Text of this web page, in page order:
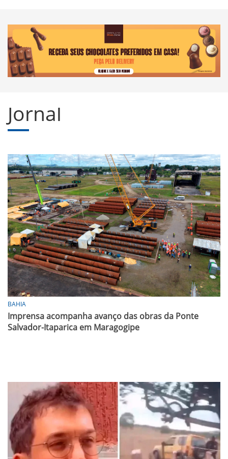
Jornal
BAHIA
Imprensa acompanha avanço das obras da Ponte
Salvador-Itaparica em Maragogipe